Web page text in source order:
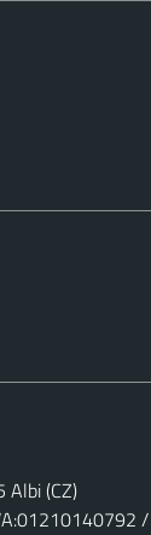
Albi (CZ)